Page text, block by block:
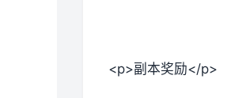
<p>副本奖励</p>